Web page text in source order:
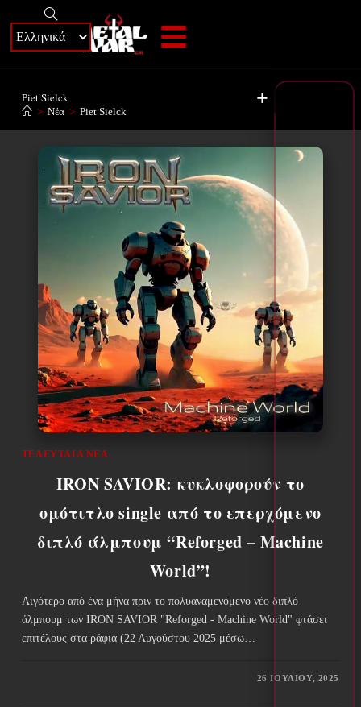
+
Piet Sielck
> Νέα > Piet Sielck
ΤΕΛΕΥΤΑΊΑ ΝΈΑ
IRON SAVIOR: κυκλοφορούν το
ομότιτλο single από το επερχόμενο
διπλό άλμπουμ “Reforged – Machine
World”!
Λιγότερο από ένα μήνα πριν το πολυαναμενόμενο νέο διπλό
άλμπουμ των IRON SAVIOR "Reforged - Machine World" φτάσει
επιτέλους στα ράφια (22 Αυγούστου 2025 μέσω…
26 ΙΟΥΛΊΟΥ, 2025